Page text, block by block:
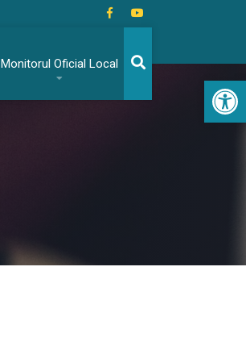
Monitorul Oficial Local